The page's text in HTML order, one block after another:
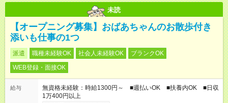
未読
【オープニング募集】おばあちゃんのお散歩付き
添いも仕事の1つ
派遣 職種未経験OK 社会人未経験OK
ブランクOK
WEB登録・面接OK
給与
無資格未経験：時給1300円～ ■週払いOK ■扶養内OK ■日収
1万400円以上